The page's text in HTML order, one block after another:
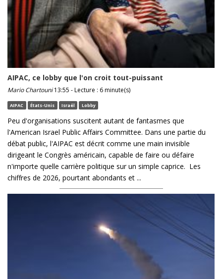
AIPAC, ce lobby que l'on croit tout-puissant
Mario Chartouni13:55 - Lecture : 6 minute(s)
AIPAC États-Unis Israël Lobby
Peu d'organisations suscitent autant de fantasmes que
l'American Israel Public Affairs Committee. Dans une partie du
débat public, l'AIPAC est décrit comme une main invisible
dirigeant le Congrès américain, capable de faire ou défaire
n'importe quelle carrière politique sur un simple caprice. Les
chiffres de 2026, pourtant abondants et ...